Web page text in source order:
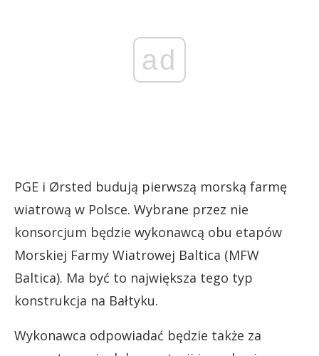
ad
PGE i Ørsted budują pierwszą morską farmę
wiatrową w Polsce. Wybrane przez nie
konsorcjum będzie wykonawcą obu etapów
Morskiej Farmy Wiatrowej Baltica (MFW
Baltica). Ma być to największa tego typ
konstrukcja na Bałtyku.
Wykonawca odpowiadać będzie także za